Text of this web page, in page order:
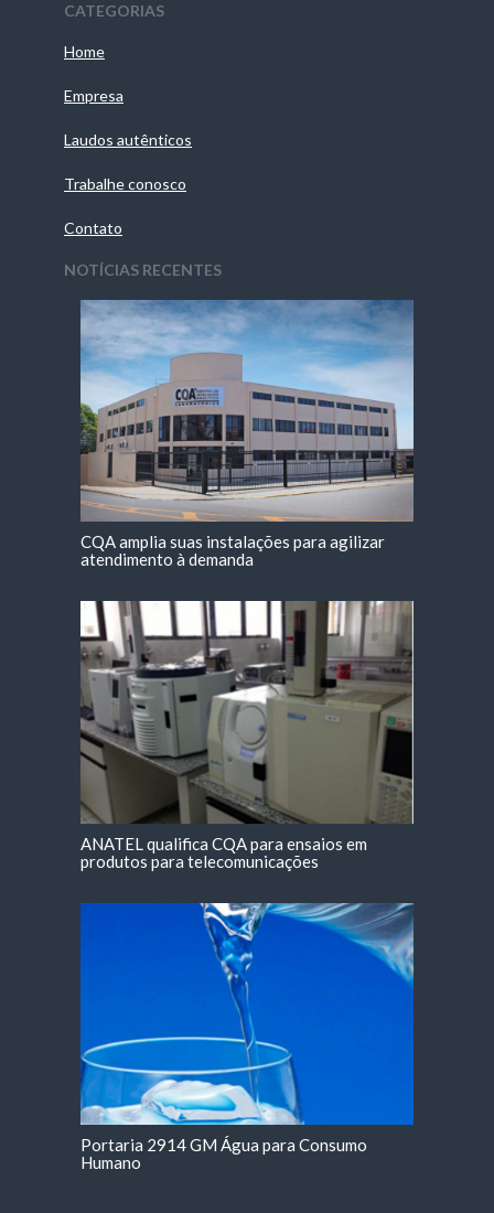
CATEGORIAS
Home
Empresa
Laudos autênticos
Trabalhe conosco
Contato
NOTÍCIAS RECENTES
CQA amplia suas instalações para agilizar
atendimento à demanda
ANATEL qualifica CQA para ensaios em
produtos para telecomunicações
Portaria 2914 GM Água para Consumo
Humano